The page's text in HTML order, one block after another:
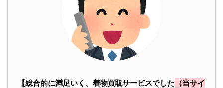
【総合的に満足いく、着物買取サービスでした （当サイ